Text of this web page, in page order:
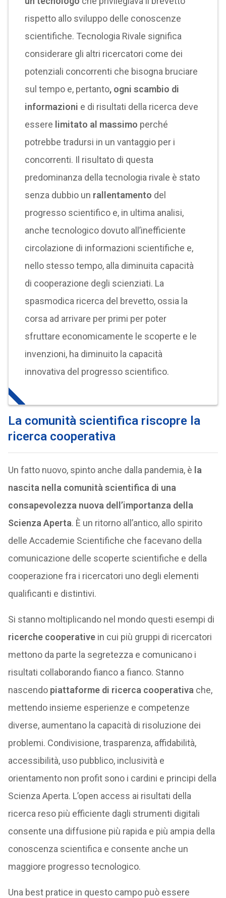
rispetto allo sviluppo delle conoscenze
scientifiche. Tecnologia Rivale significa
considerare gli altri ricercatori come dei
potenziali concorrenti che bisogna bruciare
sul tempo e, pertanto, ogni scambio di
informazioni e di risultati della ricerca deve
essere limitato al massimo perché
potrebbe tradursi in un vantaggio per i
concorrenti. Il risultato di questa
predominanza della tecnologia rivale è stato
senza dubbio un rallentamento del
progresso scientifico e, in ultima analisi,
anche tecnologico dovuto all’inefficiente
circolazione di informazioni scientifiche e,
nello stesso tempo, alla diminuita capacità
di cooperazione degli scienziati. La
spasmodica ricerca del brevetto, ossia la
corsa ad arrivare per primi per poter
sfruttare economicamente le scoperte e le
invenzioni, ha diminuito la capacità
innovativa del progresso scientifico.
La comunità scientifica riscopre la
ricerca cooperativa
Un fatto nuovo, spinto anche dalla pandemia, è la
nascita nella comunità scientifica di una
consapevolezza nuova dell’importanza della
Scienza Aperta. È un ritorno all’antico, allo spirito
delle Accademie Scientifiche che facevano della
comunicazione delle scoperte scientifiche e della
cooperazione fra i ricercatori uno degli elementi
qualificanti e distintivi.
Si stanno moltiplicando nel mondo questi esempi di
ricerche cooperativein cui più gruppi di ricercatori
mettono da parte la segretezza e comunicano i
risultati collaborando fianco a fianco. Stanno
nascendo piattaforme di ricerca cooperativa che,
mettendo insieme esperienze e competenze
diverse, aumentano la capacità di risoluzione dei
problemi. Condivisione, trasparenza, affidabilità,
accessibilità, uso pubblico, inclusività e
orientamento non profit sono i cardini e principi della
Scienza Aperta. L’open access ai risultati della
ricerca reso più efficiente dagli strumenti digitali
consente una diffusione più rapida e più ampia della
conoscenza scientifica e consente anche un
maggiore progresso tecnologico.
Una best pratice in questo campo può essere